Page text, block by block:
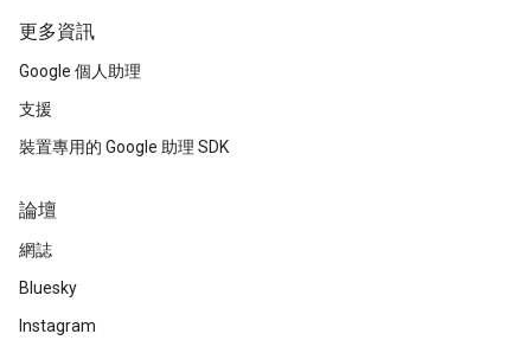
更多資訊
Google 個人助理
支援
裝置專用的 Google 助理 SDK
論壇
網誌
Bluesky
Instagram